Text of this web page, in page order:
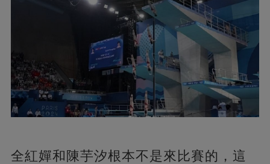
全紅嬋和陳芋汐根本不是來比賽的，這